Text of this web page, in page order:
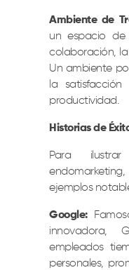
Ambiente de
un espacio
colaboración,
Un ambiente
la
productividad.
Historias de
Para
ejemplos
Google:
innovadora,
empleados
personales,